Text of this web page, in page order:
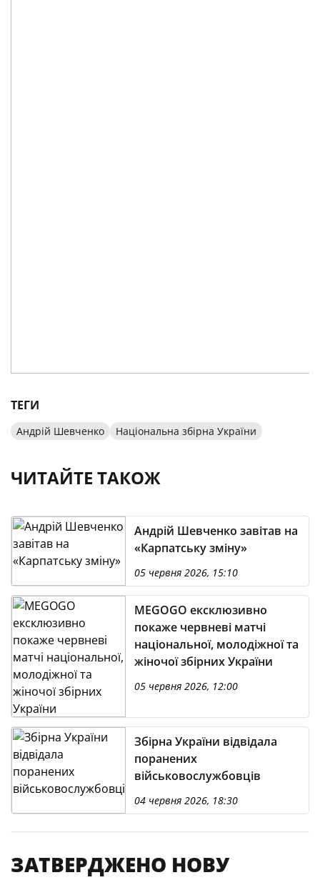
ТЕГИ
Андрій Шевченко Національна збірна України
ЧИТАЙТЕ ТАКОЖ
Андрій Шевченко завітав на
«Карпатську зміну»
05 червня 2026, 15:10
MEGOGO ексклюзивно
покаже червневі матчі
національної, молодіжної та
жіночої збірних України
05 червня 2026, 12:00
Збірна України відвідала
поранених
військовослужбовців
04 червня 2026, 18:30
ЗАТВЕРДЖЕНО НОВУ